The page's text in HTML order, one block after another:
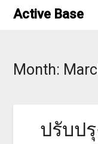
SkipActive Base
Month:
ปรับป